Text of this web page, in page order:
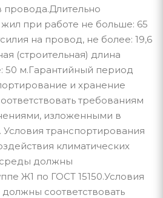
при работе не больше: 65
на провод, не более: 19,6
(строительная) длина
50 м.Гарантийный период
и хранение
требованиям
изложенными в
транспортирования
климатических
должны
Ж1 по ГОСТ 15150.Условия
соответствовать